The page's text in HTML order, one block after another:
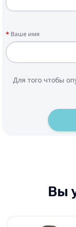
Ваше имя
Для того чтобы
Вы